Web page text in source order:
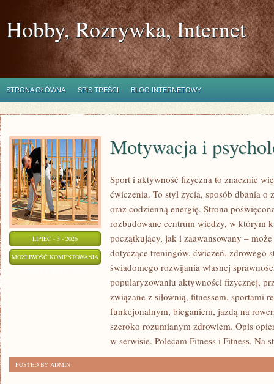
Hobby, Rozrywka, Internet
STRONA GŁÓWNA SPIS TREŚCI BLOG INTERNETOWY
LIPIEC - 3 - 2026
MOŻLIWOŚĆ KOMENTOWANIA MOTYWACJA
PSYCHOLOGIA
SPORTU
Motywacja i
Sport i aktywność fizyczna to znacznie
ćwiczenia. To styl życia, sposób dbania o
oraz codzienną energię. Strona
rozbudowane centrum wiedzy, w którym
początkujący, jak i zaawansowany –
dotyczące treningów, ćwiczeń, zdrowego
świadomego rozwijania własnej
popularyzowaniu aktywności fizycznej,
związane z siłownią, fitnessem, sportami
funkcjonalnym, bieganiem, jazdą na
szeroko rozumianym zdrowiem. Opis
w serwisie. Polecam Fitness i Fitness. Na
POSTED BY ADMIN